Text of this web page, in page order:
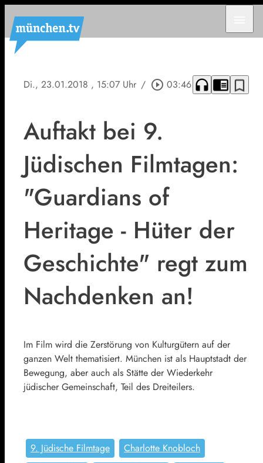
Di., 23.01.2018 , 15:07 Uhr / play_circle_outline 03:46 headphones chrome_reader_mode bookmark_border
Auftakt bei 9.
Jüdischen Filmtagen:
"Guardians of
Heritage - Hüter der
Geschichte" regt zum
Nachdenken an!
Im Film wird die Zerstörung von Kulturgütern auf der
ganzen Welt thematisiert. München ist als Hauptstadt der
Bewegung, aber auch als Stätte der Wiederkehr
jüdischer Gemeinschaft, Teil des Dreiteilers.
9. Jüdische Filmtage
Charlotte Knobloch